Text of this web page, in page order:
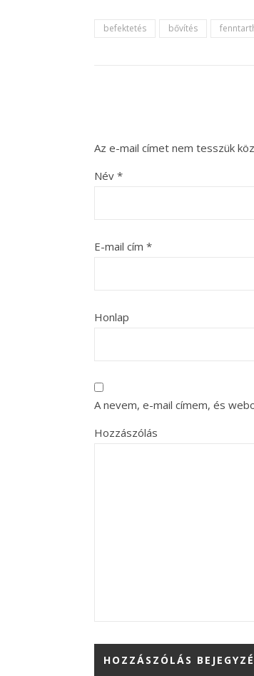
befektetés bővítés
Az e-mail címet nem tesszük
Név *
E-mail cím *
Honlap
A nevem, e-mail címem, és
Hozzászólás